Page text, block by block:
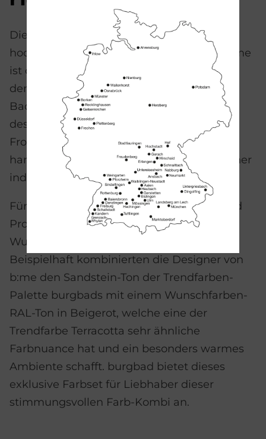
Die Kombination aus Rundfronten und
hochwertigem Lack bei der Designlinie b:me
ist ohne das Know-how von burgbad nicht
denkbar. Nur dank der Erfahrung des
Badmöbelherstellers sind die Entwicklung
des Waschtisches und der Formen für die
Fronten als auch die notwendigen
handwerklichen Herstellungsschritte in einer
industriellen Manufaktur umsetzbar.
Für ganz individuelle Interieur-Designs und
Projekte kann burgbad die Möbel auf
Wunsch in allen RAL-Farben produzieren.
Beispielhaft kombinierten die Designer von
b:me den Sandstein-Ton der Trendfarben-
Palette burgbads mit einem Wunschfarben-
RAL-Ton in Beigerot, welche eine der
Trendfarbe Terracotta sehr ähnliche
Farbnuance hat und ein besonders warmes
Ambiente schafft. burgbad bietet dieses
exklusive Farbset für Liebhaber dieser
stimmungsvollen Farb-Kombi an.